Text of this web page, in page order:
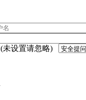
未设置请忽略)